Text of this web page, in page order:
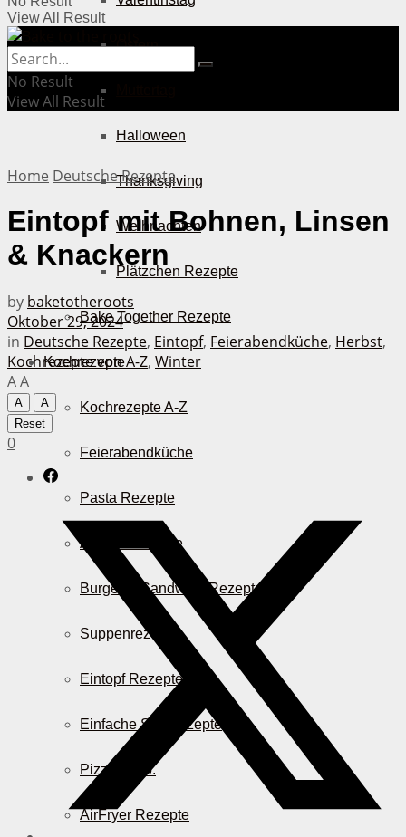
Ostern
Halloween
Thanksgiving
Weihnachten
Plätzchen Rezepte
Bake Together Rezepte
Kochrezepte
Kochrezepte A-Z
Feierabendküche
Pasta Rezepte
Auflauf Rezepte
Burger & Sandwich Rezepte
Suppenrezepte
Eintopf Rezepte
Einfache Salatrezepte
Pizza & Co.
AirFryer Rezepte
View All Result
No Result
View All Result
Home Deutsche Rezepte
Eintopf mit Bohnen, Linsen
& Knackern
by baketotheroots
Oktober 29, 2024
in Deutsche Rezepte, Eintopf, Feierabendküche, Herbst,
Kochrezepte von A-Z, Winter
AA
A
A
Reset
0